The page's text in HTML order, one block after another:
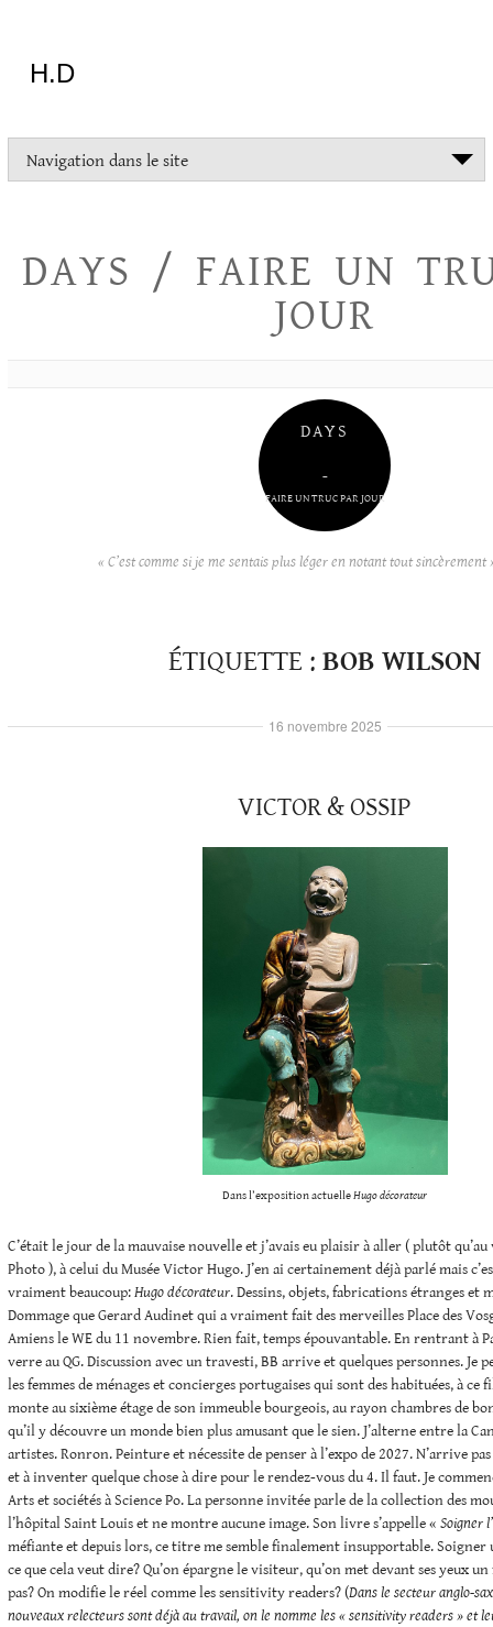
H.D
tout
essayer
Navigation dans le site
DAYS / FAIRE UN
JOUR
DAYS
–
FAIRE UN TRUC PAR JOUR
« C’est comme si je me sentais plus léger en notant tout sincèrement
ÉTIQUETTE : BOB WILSON
VICTOR & OSSIP
Dans l’exposition actuelleHugo décorateur
C’était le jour de la mauvaise nouvelle et j’avais eu plaisir à aller ( plutôt qu’au
Photo ), à celui du Musée Victor Hugo. J’en ai certainement déjà parlé mais
vraiment beaucoup:Hugo décorateur. Dessins, objets, fabrications étranges et
Dommage que Gerard Audinet qui a vraiment fait des merveilles Place des
Amiens le WE du 11 novembre. Rien fait, temps épouvantable. En rentrant à
verre au QG. Discussion avec un travesti, BB arrive et quelques personnes. Je
les femmes de ménages et concierges portugaises qui sont des habituées, à
monte au sixième étage de son immeuble bourgeois, au rayon chambres de
qu’il y découvre un monde bien plus amusant que le sien. J’alterne entre la
artistes. Ronron. Peinture et nécessite de penser à l’expo de 2027. N’arrive
et à inventer quelque chose à dire pour le rendez-vous du 4. Il faut. Je
Arts et sociétés à Science Po. La personne invitée parle de la collection des
l’hôpital Saint Louis et ne montre aucune image. Son livre s’appelle « Soigner
méfiante et depuis lors, ce titre me semble finalement insupportable. Soigner
ce que cela veut dire? Qu’on épargne le visiteur, qu’on met devant ses yeux
pas? On modifie le réel comme les sensitivity readers? (Dans le secteur anglo-
nouveaux relecteurs sont déjà au travail, on le nomme les « sensitivity readers » et
16 novembre 2025